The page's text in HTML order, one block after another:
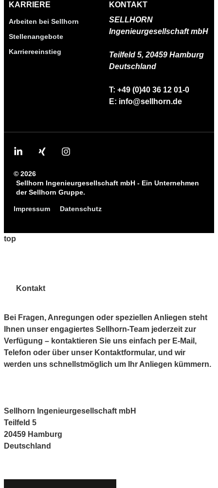
KARRIERE
Arbeiten bei Sellhorn
Stellenangebote
Karriereeinstieg
KONTAKT
SELLHORN
Ingenieurgesellschaft mbH
Teilfeld 5, 20459 Hamburg
Deutschland
T: +49 (0)40 36 12 01-0
E: info@sellhorn.de
© 2026
Sellhorn Ingenieurgesellschaft mbH - Ein Unternehmen
der Sellhorn Gruppe.
Impressum Datenschutz
top
Kontakt
Bei Fragen, Anregungen oder speziellen Anliegen steht
Ihnen unser engagiertes Sellhorn-Team jederzeit zur
Verfügung – kontaktieren Sie uns einfach per E-Mail,
Telefon oder über unser Kontaktformular, und wir
werden uns schnellstmöglich um Ihr Anliegen kümmern.
Sellhorn Ingenieurgesellschaft mbH
Teilfeld 5
20459 Hamburg
Deutschland